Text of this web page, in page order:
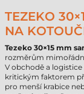
TEZEKO
NA
Tezeko 30×15 mm
rozměrům
V obchodě a
kritickým faktorem
pro menší krabice